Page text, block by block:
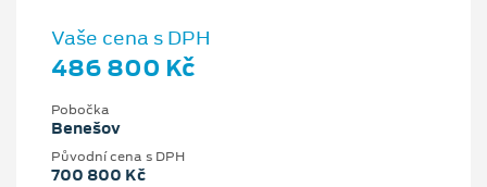
Vaše cena s DPH
486 800 Kč
Pobočka
Benešov
Původní cena s DPH
700 800 Kč